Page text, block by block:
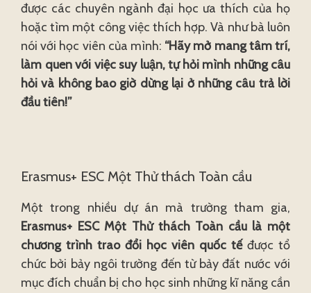
được các chuyên ngành đại học ưa thích của họ
hoặc tìm một công việc thích hợp. Và như bà luôn
nói với học viên của mình: “Hãy mở mang tâm trí,
làm quen với việc suy luận, tự hỏi mình những câu
hỏi và không bao giờ dừng lại ở những câu trả lời
đầu tiên!”
Erasmus+ ESC Một Thử thách Toàn cầu
Một trong nhiều dự án mà trường tham gia,
Erasmus+ ESC Một Thử thách Toàn cầu là một
chương trình trao đổi học viên quốc tếđược tổ
chức bởi bảy ngôi trường đến từ bảy đất nước với
mục đích chuẩn bị cho học sinh những kĩ năng cần